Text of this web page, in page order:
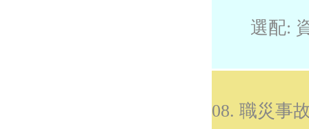
選配: 資
08. 職災事